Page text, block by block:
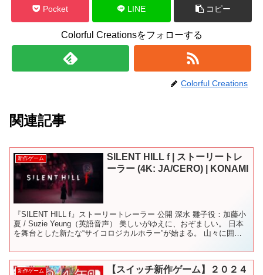
Pocket LINE コピー
Colorful Creationsをフォローする
Colorful Creations
関連記事
新作ゲーム
SILENT HILL f | ストーリートレ
ーラー (4K: JA/CERO) | KONAMI
『SILENT HILL f』ストーリートレーラー 公開 深水 雛子役：加藤小
夏 / Suzie Yeung（英語音声） 美しいがゆえに、おぞましい。 日本
を舞台とした新たな“サイコロジカルホラー”が始まる。 山々に囲ま
新作ゲーム
【スイッチ新作ゲーム】２０２４